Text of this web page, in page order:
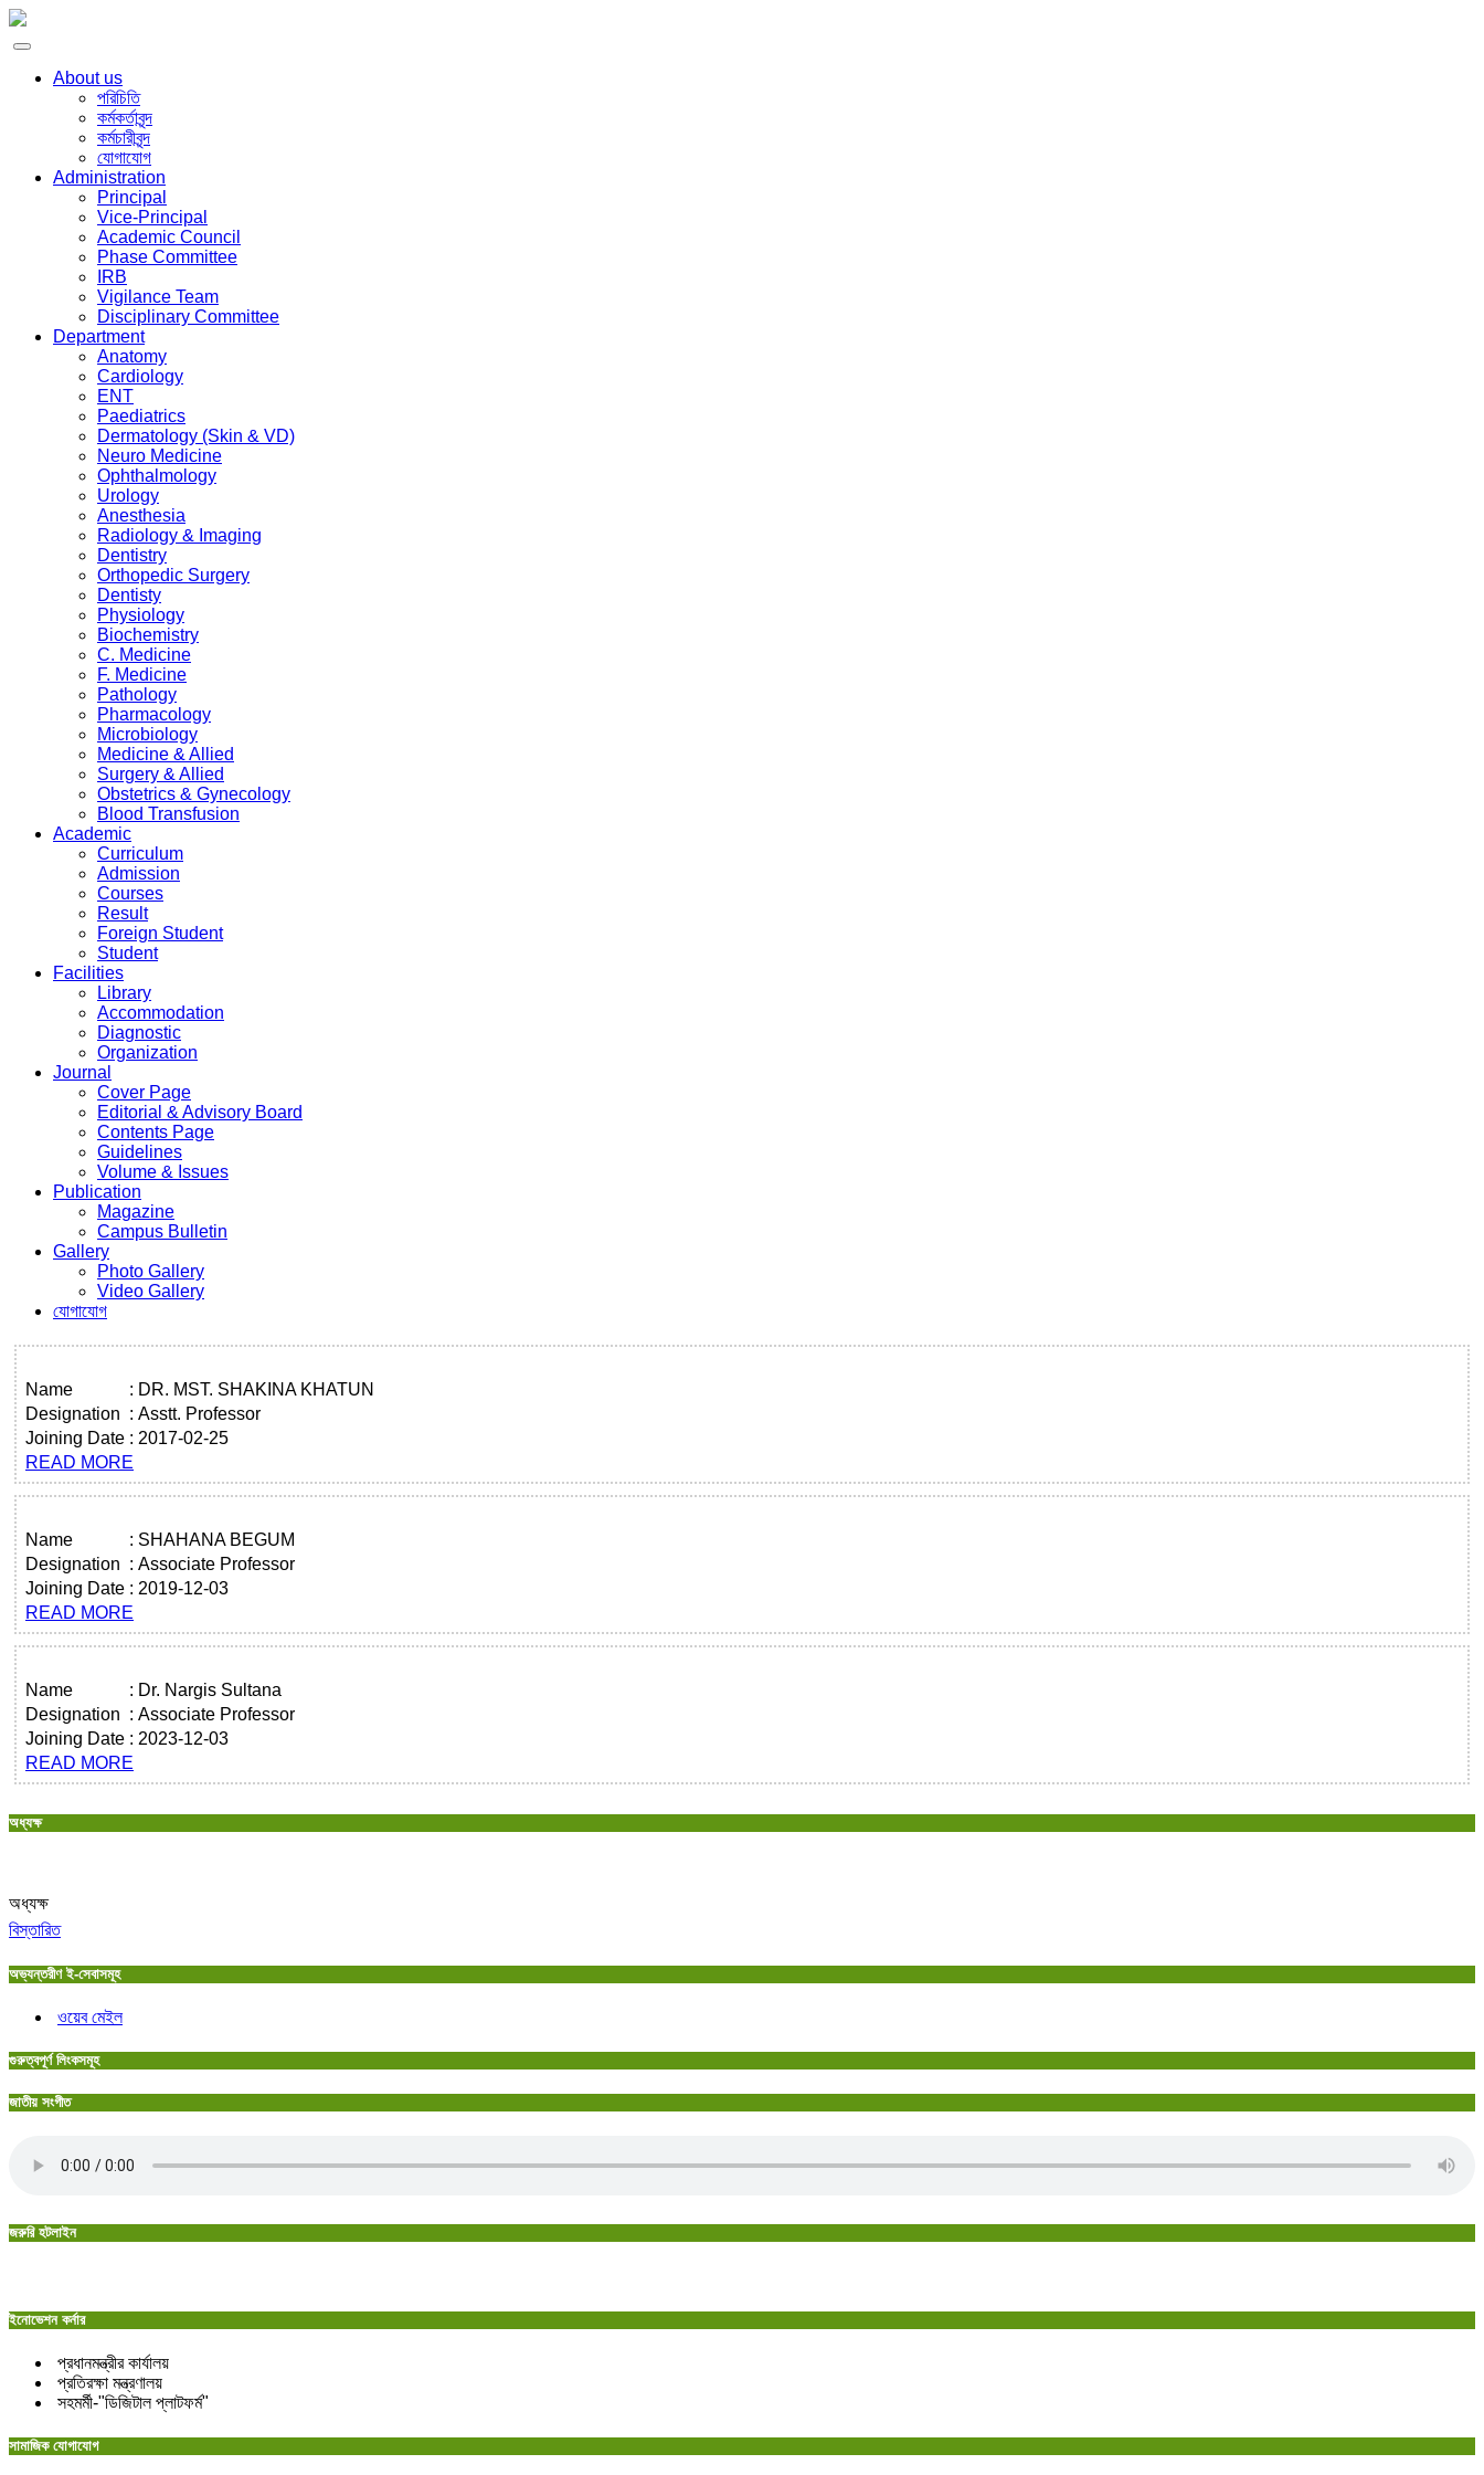
About us
পরিচিতি
কর্মকর্তাবৃন্দ
কর্মচারীবৃন্দ
যোগাযোগ
Administration
Principal
Vice-Principal
Academic Council
Phase Committee
IRB
Vigilance Team
Disciplinary Committee
Department
Anatomy
Cardiology
ENT
Paediatrics
Dermatology (Skin & VD)
Neuro Medicine
Ophthalmology
Urology
Anesthesia
Radiology & Imaging
Dentistry
Orthopedic Surgery
Dentisty
Physiology
Biochemistry
C. Medicine
F. Medicine
Pathology
Pharmacology
Microbiology
Medicine & Allied
Surgery & Allied
Obstetrics & Gynecology
Blood Transfusion
Academic
Curriculum
Admission
Courses
Result
Foreign Student
Student
Facilities
Library
Accommodation
Diagnostic
Organization
Journal
Cover Page
Editorial & Advisory Board
Contents Page
Guidelines
Volume & Issues
Publication
Magazine
Campus Bulletin
Gallery
Photo Gallery
Video Gallery
যোগাযোগ
Name : DR. MST. SHAKINA KHATUN
Designation : Asstt. Professor
Joining Date : 2017-02-25
READ MORE
Name : SHAHANA BEGUM
Designation : Associate Professor
Joining Date : 2019-12-03
READ MORE
Name : Dr. Nargis Sultana
Designation : Associate Professor
Joining Date : 2023-12-03
READ MORE
অধ্যক্ষ
অধ্যক্ষ
বিস্তারিত
অভ্যন্তরীণ ই-সেবাসমূহ
ওয়েব মেইল
গুরুত্বপূর্ণ লিংকসমূহ
জাতীয় সংগীত
জরুরি হটলাইন
ইনোভেশন কর্নার
প্রধানমন্ত্রীর কার্যালয়
প্রতিরক্ষা মন্ত্রণালয়
সহমর্মী-"ডিজিটাল প্লাটফর্ম"
সামাজিক যোগাযোগ